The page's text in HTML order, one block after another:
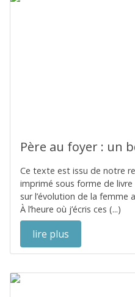
Père au foyer : un
Ce texte est issu de notre
imprimé sous forme de
sur l’évolution de la femme
À l’heure où j’écris ces (...)
lire plus